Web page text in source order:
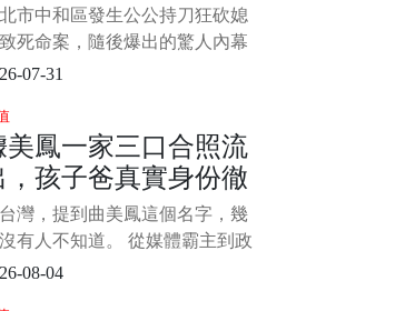
1/5 &nbs
新行蹤曝光
市中和區發生公公持刀狂砍媳
死命案，隨後爆出的驚人內幕
引爆全網怒火！不少民眾與死
俑者正是死者長期在台中包養
的「無能丈夫」。 死者閨密出
痛爆料，死者老公與原生家庭
係不睦，
07-31
美鳳一家三口合照流
，孩子爸真實身份徹
瞞不住，萬萬沒想到
然是他？
灣，提到曲美鳳這個名字，幾
有人不知道。 從媒體霸主到政
雲人物，再到捲入舉國震驚的
08-04